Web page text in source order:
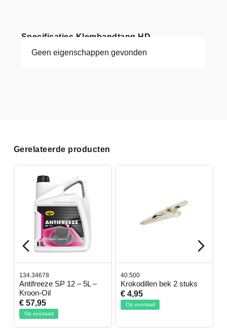
Specificaties Klembandtang HD
Geen eigenschappen gevonden
Gerelateerde producten
134.34678
Antifreeze SP 12 – 5L –
Kroon-Oil
€ 57,95
Op voorraad
40.500
Krokodillen bek 2 stuks
€ 4,95
Op voorraad